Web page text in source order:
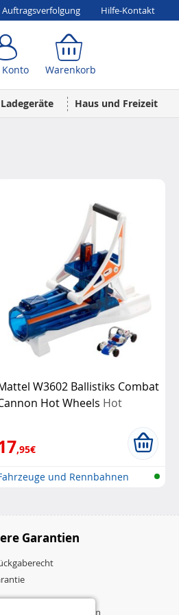
Auftragsverfolgung Hilfe-Kontakt
Warenkorb
Haus und Freizeit
W3602 Ballistiks Combat
Hot Wheels Hot
,95€
und Rennbahnen
Garantien
Geschäftsbedingungen
Warenkorb